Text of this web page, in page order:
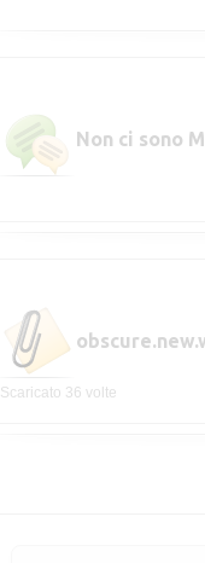
Non ci sono
Scaricato 36 volte